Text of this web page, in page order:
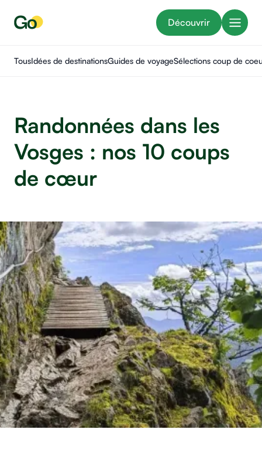
Découvrir
TousIdées de destinationsGuides de voyageSélections coup de
Randonnées dans les
Vosges : nos 10 coups
de cœur